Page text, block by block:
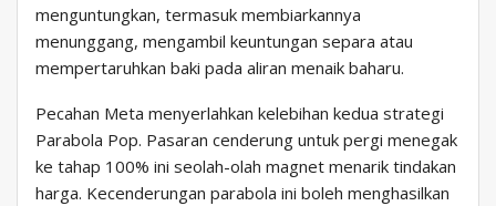
menguntungkan, termasuk membiarkannya
menunggang, mengambil keuntungan separa atau
mempertaruhkan baki pada aliran menaik baharu.
Pecahan Meta menyerlahkan kelebihan kedua strategi
Parabola Pop. Pasaran cenderung untuk pergi menegak
ke tahap 100% ini seolah-olah magnet menarik tindakan
harga. Kecenderungan parabola ini boleh menghasilkan